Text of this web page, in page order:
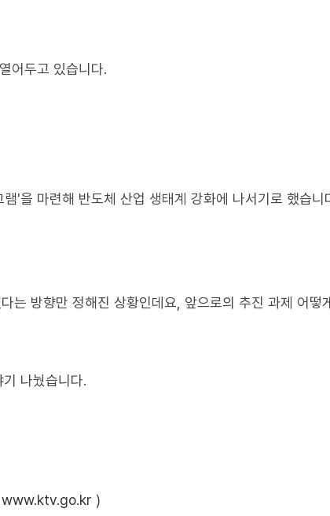
어두고 있습니다.
'을 마련해 반도체 산업 생태계 강화에 나서기로 했습니
는 방향만 정해진 상황인데요, 앞으로의 추진 과제 어떻
나눴습니다.
www.ktv.go.kr )